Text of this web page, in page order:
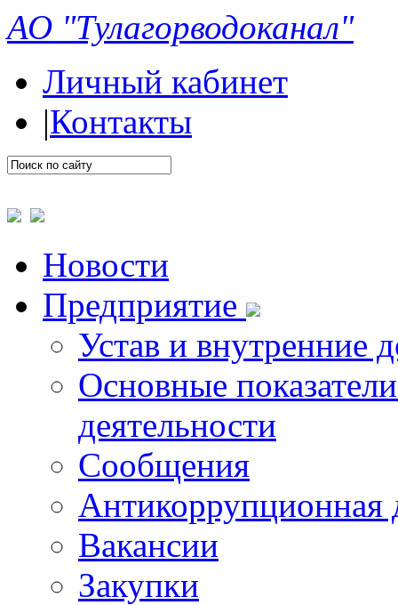
АО "Тулагорводоканал"
Личный кабинет
|Контакты
Новости
Предприятие
Устав и внутренние
Основные
деятельности
Сообщения
Антикоррупционная
Вакансии
Закупки